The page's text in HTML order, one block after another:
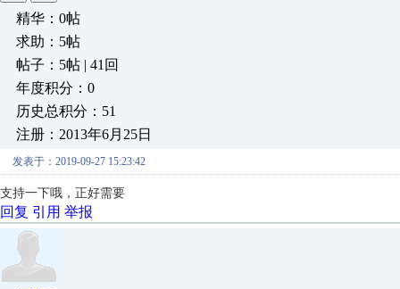
精华：0帖
求助：5帖
帖子：5帖 | 41回
年度积分：0
历史总积分：51
注册：2013年6月25日
发表于：2019-09-27 15:23:42
支持一下哦，正好需要
回复 引用 举报